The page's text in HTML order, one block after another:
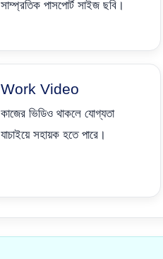
সাম্প্রতিক পাসপোর্ট সাইজ ছবি।
Work Video
কাজের ভিডিও থাকলে যোগ্যতা
যাচাইয়ে সহায়ক হতে পারে।